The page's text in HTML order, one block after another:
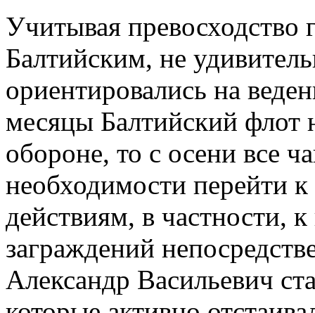
Учитывая превосходство
Балтийским, не
ориентировались на
месяцы Балтийский флот
обороне, то с осени все
необходимости перейти
действиям, в частности,
заграждений
Александр Васильевич